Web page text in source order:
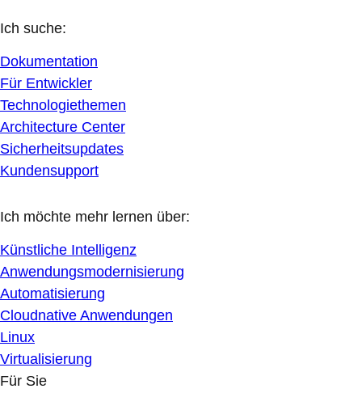
Ich suche:
Dokumentation
Für Entwickler
Technologiethemen
Architecture Center
Sicherheitsupdates
Kundensupport
Ich möchte mehr lernen über:
Künstliche Intelligenz
Anwendungsmodernisierung
Automatisierung
Cloudnative Anwendungen
Linux
Virtualisierung
Für Sie